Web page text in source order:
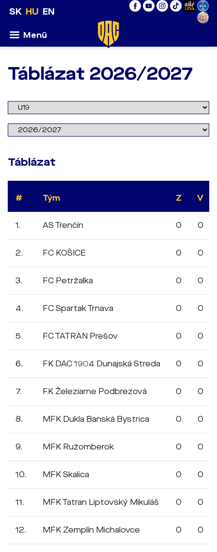
SK HU EN
Menü
Táblázat 2026/2027
Táblázat
# Tým Z V
1. AS Trenčín 0 0
2. FC KOŠICE 0 0
3. FC Petržalka 0 0
4. FC Spartak Trnava 0 0
5. FC TATRAN Prešov 0 0
6. FK DAC 1904 Dunajská Streda 0 0
7. FK Železiarne Podbrezová 0 0
8. MFK Dukla Banská Bystrica 0 0
9. MFK Ružomberok 0 0
10. MFK Skalica 0 0
11. MFK Tatran Liptovský Mikuláš 0 0
12. MFK Zemplín Michalovce 0 0